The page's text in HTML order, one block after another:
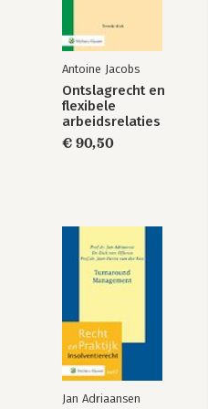
op de juiste plaats 14
15
niet bevoegd 16
UWV en kantonrechter 16
voor de werkgever? 18
lid 1 BW 19
het BBA 1945) wel onder
7:671 lid 1 BW? 22
23
van de Wwz 23
Antoine Jacobs
Ontslagrecht en
flexibele
arbeidsrelaties
€ 90,50
Jan Adriaansen